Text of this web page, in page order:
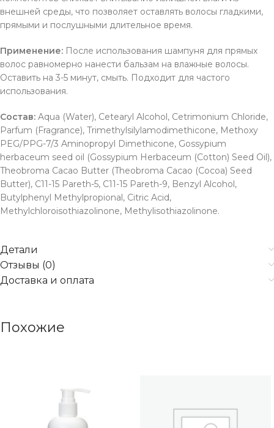
внешней среды, что позволяет оставлять волосы гладкими,
прямыми и послушными длительное время.
Применение: После использования шампуня для прямых
волос равномерно нанести бальзам на влажные волосы.
Оставить на 3-5 минут, смыть. Подходит для частого
использования.
Состав: Aqua (Water), Cetearyl Alcohol, Cetrimonium Chloride,
Parfum (Fragrance), Trimethylsilylamodimethicone, Methoxy
PEG/PPG-7/3 Aminopropyl Dimethicone, Gossypium
herbaceum seed oil (Gossypium Herbaceum (Cotton) Seed Oil),
Theobroma Cacao Butter (Theobroma Cacao (Cocoa) Seed
Butter), C11-15 Pareth-5, C11-15 Pareth-9, Benzyl Alcohol,
Butylphenyl Methylpropional, Citric Acid,
Methylchloroisothiazolinone, Methylisothiazolinone.
Детали
Отзывы (0)
Доставка и оплата
Похожие